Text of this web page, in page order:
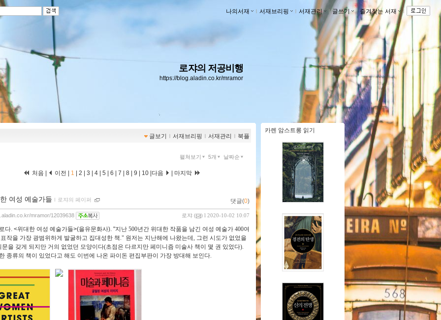
나의서재 ｌ 서재브리핑 ｌ 서재관리 ｌ글쓰기 ｌ 즐겨찾는 서재 ｌ
로쟈의 저공비행
https://blog.aladin.co.kr/mramor
글보기 ｌ 서재브리핑 ｌ 서재관리 ｌ 북플
펼쳐보기 5개 날짜순
처음 | 이전 | 1 2 3 4 5 6 7 8 9 10 다음 마지막
여성 예술가들 ｌ 로쟈의 페이퍼 댓글(0)
로쟈 ( ) l 2020-10-02 10:07
mramor/12039638
다. <위대한 여성 예술가들>(을유문화사). "지난 500년간 위대한 작품을 남긴 여성 예술가 400여
작을 가장 광범위하게 발굴하고 집대성한 책." 원저는 지난해에 나왔는데, 그런 시도가 없었을
문을 갖게 되지만 거의 없었던 모양이다(초점은 다르지만 페미니즘 미술사 책이 몇 권 있었다).
종류의 책이 있었다고 해도 이번에 나온 파이돈 편집부판이 가장 방대해 보인다.
카렌 암스트롱 읽기